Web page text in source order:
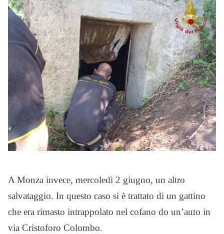
A Monza invece, mercoledì 2 giugno, un altro
salvataggio. In questo caso si è trattato di un gattino
che era rimasto intrappolato nel cofano do un’auto in
via Cristoforo Colombo.